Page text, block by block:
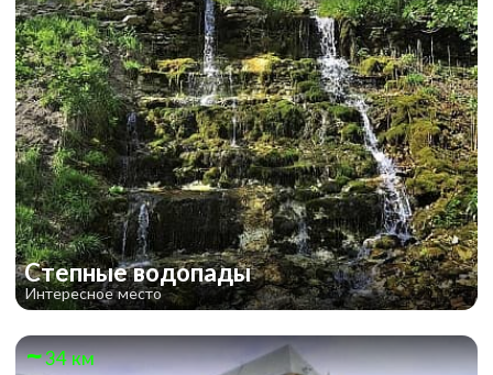
Степные водопады
Интересное место
34 км